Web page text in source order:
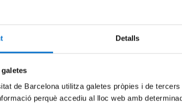
Detalls
de Barcelona utilitza galetes pròpies i de
perquè accediu al lloc web amb